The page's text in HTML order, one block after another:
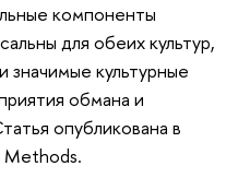
компоненты
для обеих культур,
культурные
обмана и
опубликована в
Methods.